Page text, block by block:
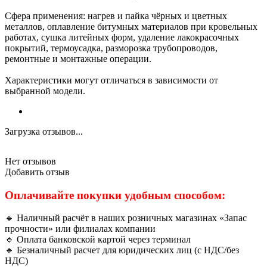
Сфера применения: нагрев и пайка чёрных и цветных
металлов, оплавление битумных материалов при кровельных
работах, сушка литейных форм, удаление лакокрасочных
покрытий, термоусадка, разморозка трубопроводов,
ремонтные и монтажные операции.
Характеристики могут отличаться в зависимости от
выбранной модели.
Загрузка отзывов...
Нет отзывов
Добавить отзыв
Оплачивайте покупки удобным способом:
🔹 Наличный расчёт в наших розничных магазинах «Запас
прочности» или филиалах компании
🔹 Оплата банковской картой через терминал
🔹 Безналичный расчет для юридических лиц (с НДС/без
НДС)